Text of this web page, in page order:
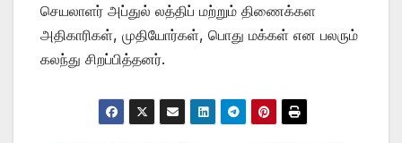
செயலாளர் அப்துல் லத்திப் மற்றும் திணைக்கள
அதிகாரிகள், முதியோர்கள், பொது மக்கள் என பலரும்
கலந்து சிறப்பித்தனர்.